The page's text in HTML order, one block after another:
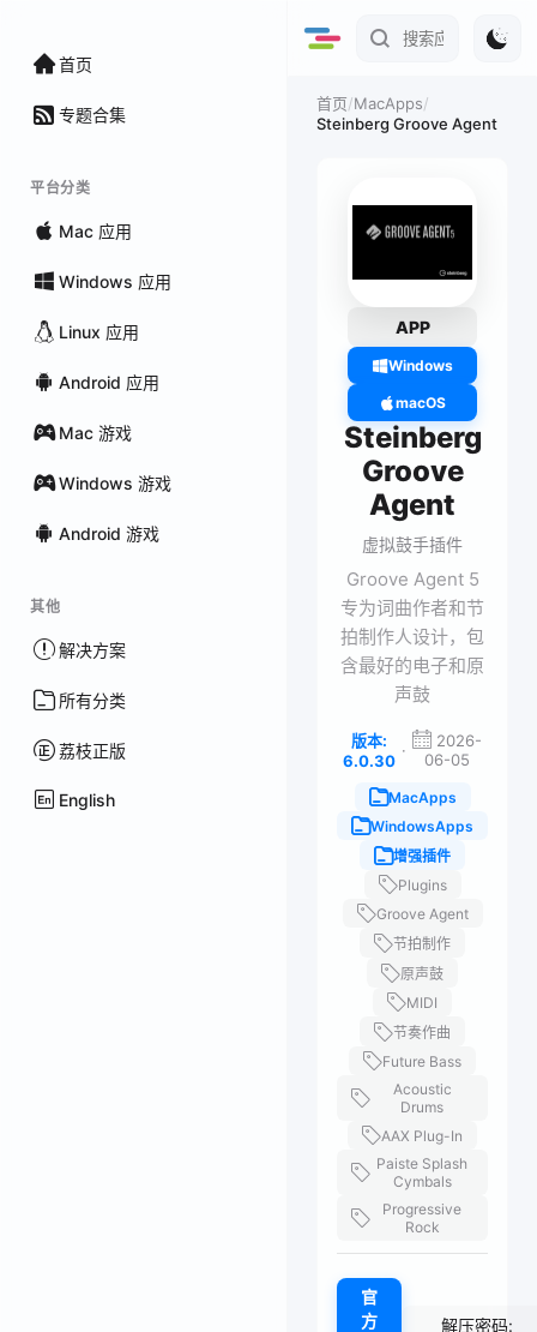
首页
专题合集
平台分类
Mac 应用
Windows 应用
Linux 应用
Android 应用
Mac 游戏
Windows 游戏
Android 游戏
其他
解决方案
所有分类
荔枝正版
English
首页/MacApps/
Steinberg Groove Agent
APP
Windows
macOS
Steinberg
Groove
Agent
虚拟鼓手插件
Groove Agent 5
专为词曲作者和节
拍制作人设计，包
含最好的电子和原
声鼓
版本:
6.0.30
·
2026-
06-05
MacApps
WindowsApps
增强插件
Plugins
Groove Agent
节拍制作
原声鼓
MIDI
节奏作曲
Future Bass
Acoustic
Drums
AAX Plug-In
Paiste Splash
Cymbals
Progressive
Rock
官
方
解压密码: